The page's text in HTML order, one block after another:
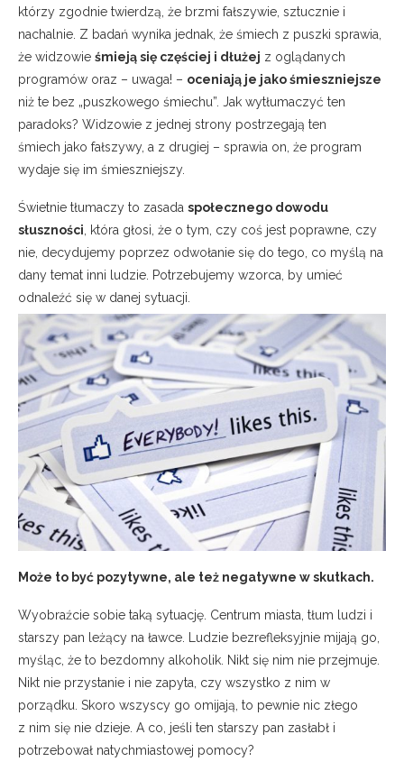
którzy zgodnie twierdzą, że brzmi fałszywie, sztucznie i
nachalnie. Z badań wynika jednak, że śmiech z puszki sprawia,
że widzowie śmieją się częściej i dłużej z oglądanych
programów oraz – uwaga! – oceniają je jako śmieszniejsze
niż te bez „puszkowego śmiechu”. Jak wytłumaczyć ten
paradoks? Widzowie z jednej strony postrzegają ten
śmiech jako fałszywy, a z drugiej – sprawia on, że program
wydaje się im śmieszniejszy.
Świetnie tłumaczy to zasada społecznego dowodu
słuszności , która głosi, że o tym, czy coś jest poprawne, czy
nie, decydujemy poprzez odwołanie się do tego, co myślą na
dany temat inni ludzie. Potrzebujemy wzorca, by umieć
odnaleźć się w danej sytuacji.
Może to być pozytywne, ale też negatywne w skutkach.
Wyobraźcie sobie taką sytuację. Centrum miasta, tłum ludzi i
starszy pan leżący na ławce. Ludzie bezrefleksyjnie mijają go,
myśląc, że to bezdomny alkoholik. Nikt się nim nie przejmuje.
Nikt nie przystanie i nie zapyta, czy wszystko z nim w
porządku. Skoro wszyscy go omijają, to pewnie nic złego
z nim się nie dzieje. A co, jeśli ten starszy pan zasłabł i
potrzebował natychmiastowej pomocy?